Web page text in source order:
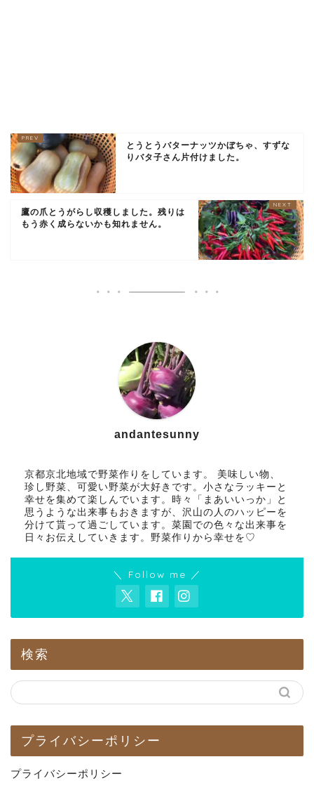
とうとうバターナッツかぼちゃ、すずな
りバタ子さん片付けました。
鷹の爪とうがらし収穫しました。残りは
もう赤く成らないかも知れません。
andantesunny
京都京北地域で野菜作りをしています。 美味しい物、
珍し野菜、可愛い野菜が大好きです。小さなラッキーと
幸せを集めて楽しんでいます。時々「まあいいっか」と
思うような出来事もおきますが、沢山の人のハッピーを
分けて貰って過ごしています。菜園での色々な出来事を
日々お伝えしていきます。野菜作りから幸せを♡
＼ Follow me ／
検索
プライバシーポリシー
プライバシーポリシー